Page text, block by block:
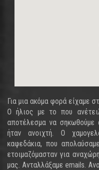
Για μια ακόμα φορά είχαμε
Ο ήλιος με το που
αποτέλεσμα να σηκωθούμε
ήταν ανοιχτή. Ο
καφεδάκια, που
ετοιμαζόμασταν για
μας. Ανταλλάξαμε emails.